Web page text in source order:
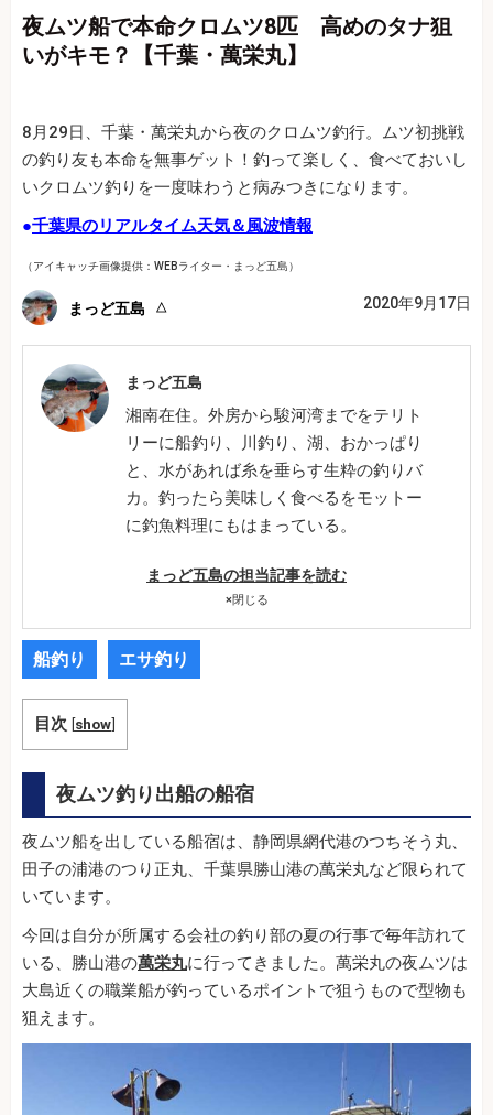
夜ムツ船で本命クロムツ8匹 高めのタナ狙
いがキモ？【千葉・萬栄丸】
8月29日、千葉・萬栄丸から夜のクロムツ釣行。ムツ初挑戦
の釣り友も本命を無事ゲット！釣って楽しく、食べておいし
いクロムツ釣りを一度味わうと病みつきになります。
●千葉県のリアルタイム天気＆風波情報
（アイキャッチ画像提供：WEBライター・まっど五島）
まっど五島 2020年9月17日
まっど五島
湘南在住。外房から駿河湾までをテリト
リーに船釣り、川釣り、湖、おかっぱり
と、水があれば糸を垂らす生粋の釣りバ
カ。釣ったら美味しく食べるをモットー
に釣魚料理にもはまっている。
まっど五島の担当記事を読む
×閉じる
船釣り エサ釣り
目次 [show]
夜ムツ釣り出船の船宿
夜ムツ船を出している船宿は、静岡県網代港のつちそう丸、
田子の浦港のつり正丸、千葉県勝山港の萬栄丸など限られて
いています。
今回は自分が所属する会社の釣り部の夏の行事で毎年訪れて
いる、勝山港の萬栄丸に行ってきました。萬栄丸の夜ムツは
大島近くの職業船が釣っているポイントで狙うもので型物も
狙えます。